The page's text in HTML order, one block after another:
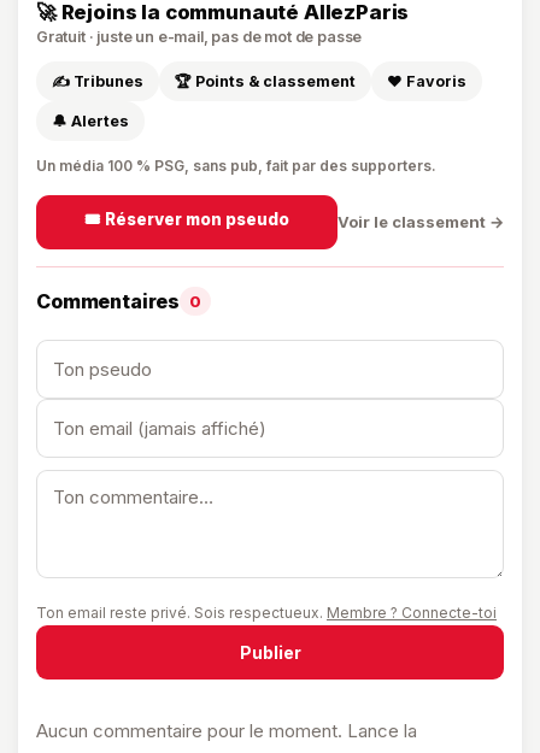
🚀 Rejoins la communauté AllezParis
Gratuit · juste un e-mail, pas de mot de passe
✍️ Tribunes 🏆 Points & classement ❤️ Favoris
🔔 Alertes
Un média 100 % PSG, sans pub, fait par des supporters.
🎟️ Réserver mon pseudo Voir le classement →
Commentaires 0
Ton email reste privé. Sois respectueux. Membre ? Connecte-toi
Publier
Aucun commentaire pour le moment. Lance la